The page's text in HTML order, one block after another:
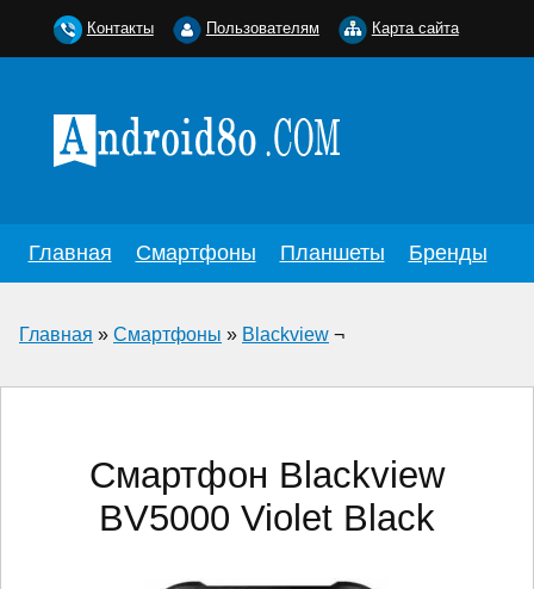
Главная Смартфоны Планшеты Бренды
Главная » Смартфоны » Blackview ¬
Смартфон Blackview
BV5000 Violet Black
Контакты Пользователям Карта сайта